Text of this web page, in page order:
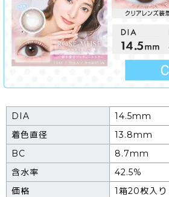
DIA
14.5mm
着色直径
13.8mm
BC
8.7mm
含水率
42.5%
価格
1箱20枚入